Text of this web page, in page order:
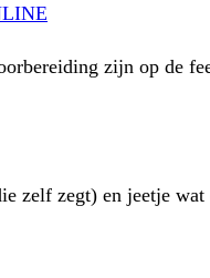
zijn op de
zelf zegt) en jeetje